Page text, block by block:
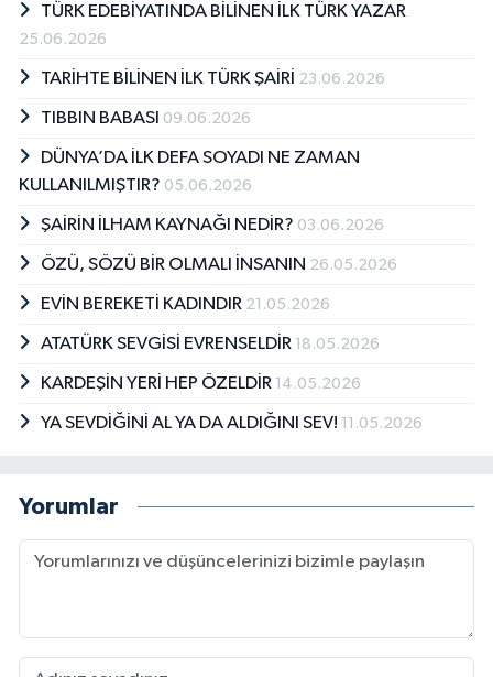
TÜRK EDEBİYATINDA BİLİNEN İLK TÜRK YAZAR
25.06.2026
TARİHTE BİLİNEN İLK TÜRK ŞAİRİ 23.06.2026
TIBBIN BABASI 09.06.2026
DÜNYA’DA İLK DEFA SOYADI NE ZAMAN
KULLANILMIŞTIR? 05.06.2026
ŞAİRİN İLHAM KAYNAĞI NEDİR? 03.06.2026
ÖZÜ, SÖZÜ BİR OLMALI İNSANIN 26.05.2026
EVİN BEREKETİ KADINDIR 21.05.2026
ATATÜRK SEVGİSİ EVRENSELDİR 18.05.2026
KARDEŞİN YERİ HEP ÖZELDİR 14.05.2026
YA SEVDİĞİNİ AL YA DA ALDIĞINI SEV! 11.05.2026
Yorumlar